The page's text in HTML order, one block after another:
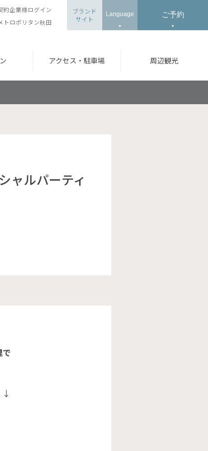
アクセス・駐車場 周辺観光
約企業様ログイン
トロポリタン秋田
ブランド
サイト
Language ご予約
ャルパーティ